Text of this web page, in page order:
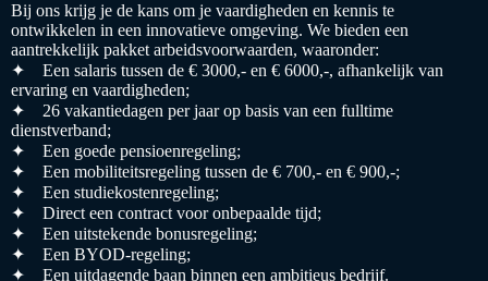
Bij ons krijg je de kans om je vaardigheden en kennis te
ontwikkelen in een innovatieve omgeving. We bieden een
aantrekkelijk pakket arbeidsvoorwaarden, waaronder:
✦ Een salaris tussen de € 3000,- en € 6000,-, afhankelijk van
ervaring en vaardigheden;
✦ 26 vakantiedagen per jaar op basis van een fulltime
dienstverband;
✦ Een goede pensioenregeling;
✦ Een mobiliteitsregeling tussen de € 700,- en € 900,-;
✦ Een studiekostenregeling;
✦ Direct een contract voor onbepaalde tijd;
✦ Een uitstekende bonusregeling;
✦ Een BYOD-regeling;
✦ Een uitdagende baan binnen een ambitieus bedrijf.